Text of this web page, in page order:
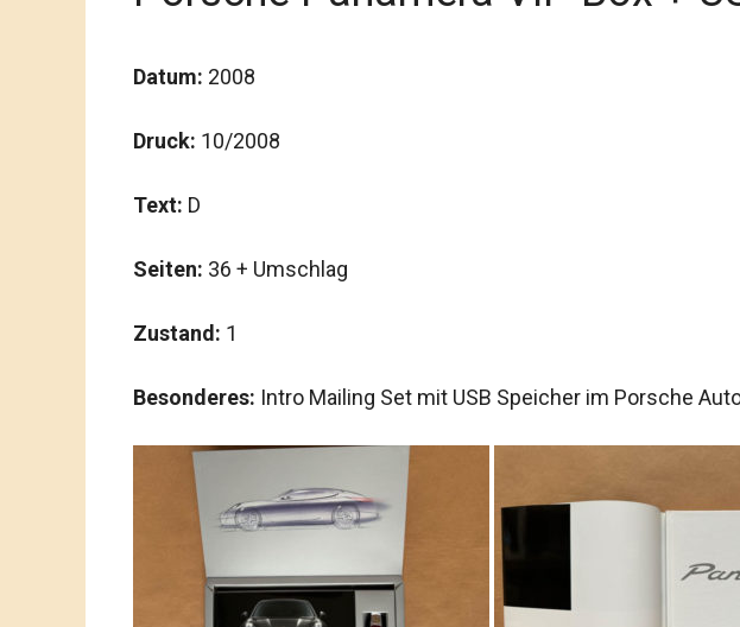
Datum: 2008
Druck: 10/2008
Text: D
Seiten: 36 + Umschlag
Zustand: 1
Besonderes: Intro Mailing Set mit USB Speicher im Porsche